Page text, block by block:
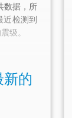
数据，所
近检测到
级。
新的